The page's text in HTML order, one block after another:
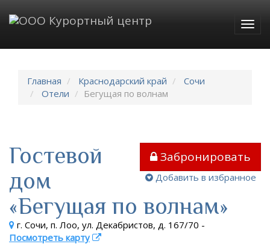
Главная Краснодарский край
Сочи
Отели
Бегущая по волнам
Забронировать
Добавить в избранное
Гостевой
дом
«Бегущая по волнам»
г. Сочи, п. Лоо, ул. Декабристов, д. 167/70 -
Посмотреть карту